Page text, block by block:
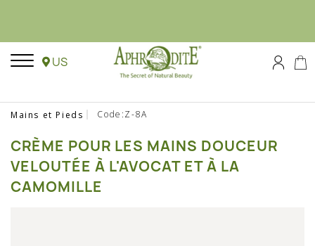
US
Mains et Pieds Code:Z-8A
CRÈME POUR LES MAINS DOUCEUR
VELOUTÉE À L'AVOCAT ET À LA
CAMOMILLE